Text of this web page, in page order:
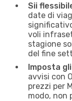
Sii
date di
voli
stagione
del fine
Imposta
avvisi con
prezzi per
modo, non